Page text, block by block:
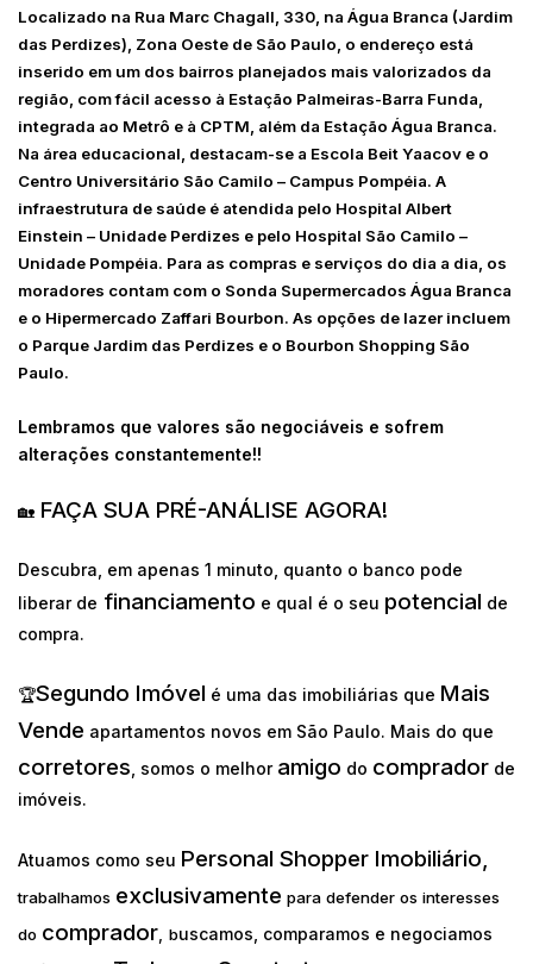
Localizado na Rua Marc Chagall, 330, na Água Branca (Jardim
das Perdizes), Zona Oeste de São Paulo, o endereço está
inserido em um dos bairros planejados mais valorizados da
região, com fácil acesso à Estação Palmeiras-Barra Funda,
integrada ao Metrô e à CPTM, além da Estação Água Branca.
Na área educacional, destacam-se a Escola Beit Yaacov e o
Centro Universitário São Camilo – Campus Pompéia. A
infraestrutura de saúde é atendida pelo Hospital Albert
Einstein – Unidade Perdizes e pelo Hospital São Camilo –
Unidade Pompéia. Para as compras e serviços do dia a dia, os
moradores contam com o Sonda Supermercados Água Branca
e o Hipermercado Zaffari Bourbon. As opções de lazer incluem
o Parque Jardim das Perdizes e o Bourbon Shopping São
Paulo.
Lembramos que valores são negociáveis e sofrem
alterações constantemente!!
🏡 FAÇA SUA PRÉ-ANÁLISE AGORA!
Descubra, em apenas 1 minuto, quanto o banco pode
liberar de financiamento e qual é o seu potencial de
compra.
🏆Segundo Imóvel é uma das imobiliárias que Mais
Vende apartamentos novos em São Paulo. Mais do que
corretores , somos o melhor amigo do comprador de
imóveis.
Atuamos como seu Personal Shopper Imobiliário,
trabalhamos exclusivamente para defender os interesses
do comprador, buscamos, comparamos e negociamos